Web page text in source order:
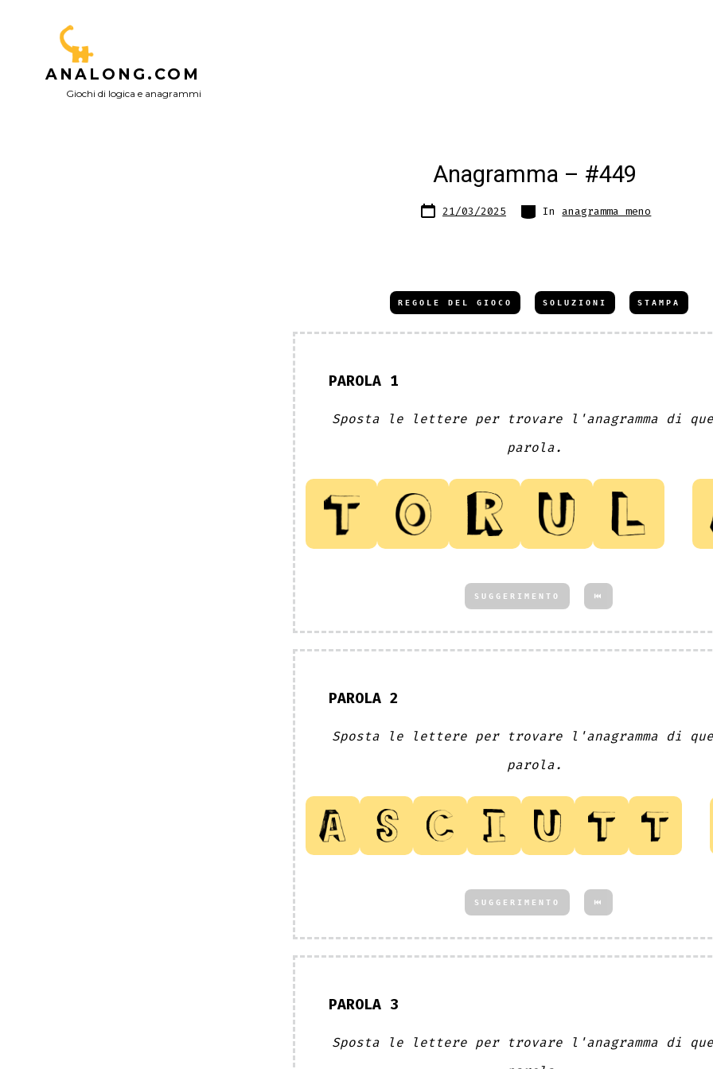
ANALONG.COM
Giochi di logica e anagrammi
Anagramma – #449
Data
articolo
21/03/2025 Categorie
In anagramma meno
REGOLE DEL GIOCO SOLUZIONI STAMPA
PAROLA 1
Sposta le lettere per trovare l'anagramma di
parola.
SUGGERIMENTO ⏮
PAROLA 2
Sposta le lettere per trovare l'anagramma di
parola.
SUGGERIMENTO ⏮
PAROLA 3
Sposta le lettere per trovare l'anagramma di